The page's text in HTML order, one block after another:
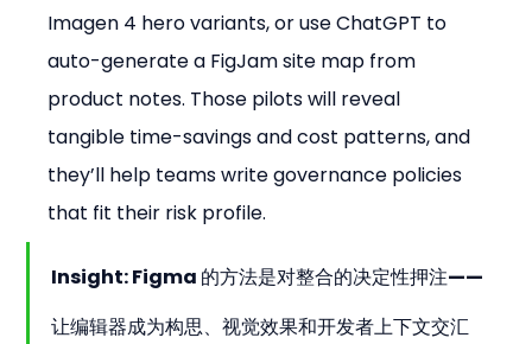
Imagen 4 hero variants, or use ChatGPT to
auto-generate a FigJam site map from
product notes. Those pilots will reveal
tangible time-savings and cost patterns, and
they’ll help teams write governance policies
that fit their risk profile.
Insight: Figma 的方法是对整合的决定性押注——
让编辑器成为构思、视觉效果和开发者上下文交汇